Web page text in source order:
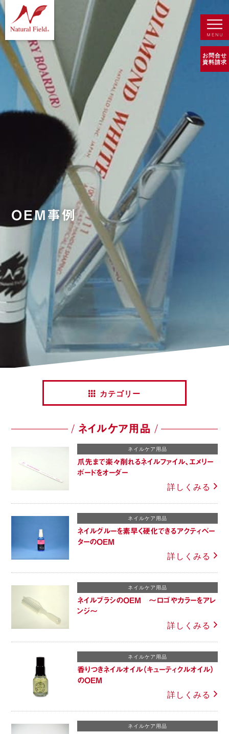
お問合せ
資料請求
OEM事例
カテゴリー
ネイルケア用品
ネイルケア用品
爪先まで楽々削れるネイルファイル、エメリー
ボードをオーダー
詳しくみる
ネイルケア用品
ネイルグルーを素早く硬化できるアクティベー
ターのOEM
詳しくみる
ネイルケア用品
ネイルブラシのOEM ～ロゴやカラーをアレ
ンジ～
詳しくみる
ネイルケア用品
香りつきネイルオイル（キューティクルオイル）
のOEM
詳しくみる
ネイルケア用品